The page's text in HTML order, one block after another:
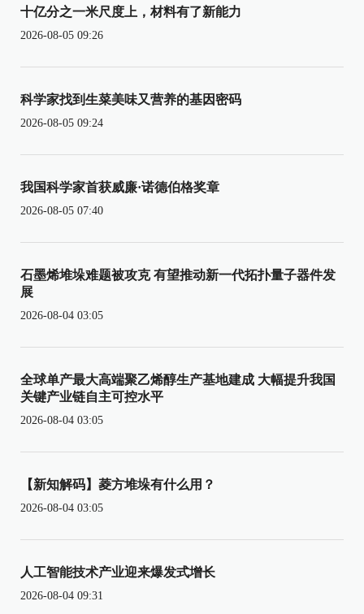
十亿分之一米尺度上，材料有了新能力
2026-08-05 09:26
科学家找到生菜美味又营养的基因密码
2026-08-05 09:24
我国科学家首获威廉·诺德伯格奖章
2026-08-05 07:40
石墨烯堆垛难题被攻克 有望推动新一代拓扑量子器件发
展
2026-08-04 03:05
全球单产最大高端聚乙烯醇生产基地建成 大幅提升我国
关键产业链自主可控水平
2026-08-04 03:05
【新知解码】菱方堆垛有什么用？
2026-08-04 03:05
人工智能技术产业迎来爆发式增长
2026-08-04 09:31